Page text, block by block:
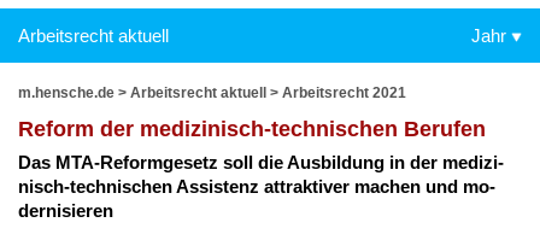
Arbeitsrecht aktuell Jahr
m.hensche.de > Arbeitsrecht aktuell > Arbeitsrecht 2021
Re­form der me­di­zi­nisch-tech­ni­schen Be­ru­fen
Das MTA-Re­form­ge­setz soll die Aus­bil­dung in der me­di­zi­
nisch-tech­ni­schen As­sis­tenz at­trak­ti­ver ma­chen und mo­
der­ni­sie­ren